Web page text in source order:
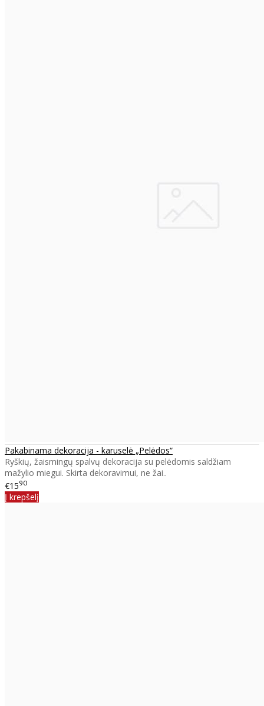
Pakabinama dekoracija - karuselė „Pelėdos“
Ryškių, žaismingų spalvų dekoracija su pelėdomis saldžiam
mažylio miegui. Skirta dekoravimui, ne žai..
€1590
Į krepšelį